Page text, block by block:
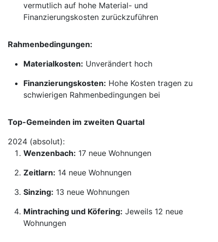
vermutlich auf hohe Material- und
Finanzierungskosten zurückzuführen
Rahmenbedingungen:
Materialkosten: Unverändert hoch
Finanzierungskosten: Hohe Kosten tragen zu
schwierigen Rahmenbedingungen bei
Top-Gemeinden im zweiten Quartal
2024 (absolut):
Wenzenbach: 17 neue Wohnungen
Zeitlarn: 14 neue Wohnungen
Sinzing: 13 neue Wohnungen
Mintraching und Köfering: Jeweils 12 neue
Wohnungen